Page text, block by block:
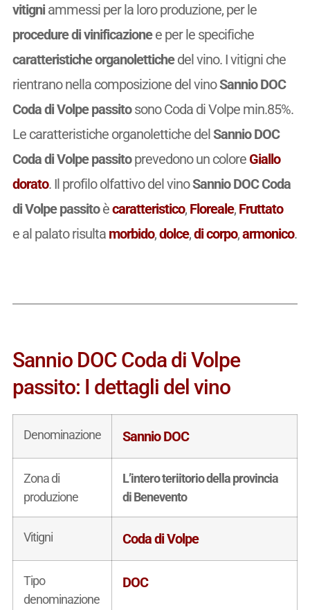
vitigniammessi per la loro produzione, per le
procedure di vinificazionee per le specifiche
caratteristiche organolettichedel vino. I vitigni che
rientrano nella composizione del vinoSannio DOC
Coda di Volpe passitosono Coda di Volpe min.85%.
Le caratteristiche organolettiche delSannio DOC
Coda di Volpe passitoprevedono un colore Giallo
dorato. Il profilo olfattivo del vinoSannio DOC Coda
di Volpe passitoècaratteristico, Floreale, Fruttato
e al palato risulta morbido,dolce,di corpo,armonico.
Sannio DOC Coda di Volpe
passito: I dettagli del vino
Denominazione Sannio DOC
Zona di
produzione
L’intero teriitorio della provincia
di Benevento
Vitigni Coda di Volpe
Tipo
denominazione
DOC